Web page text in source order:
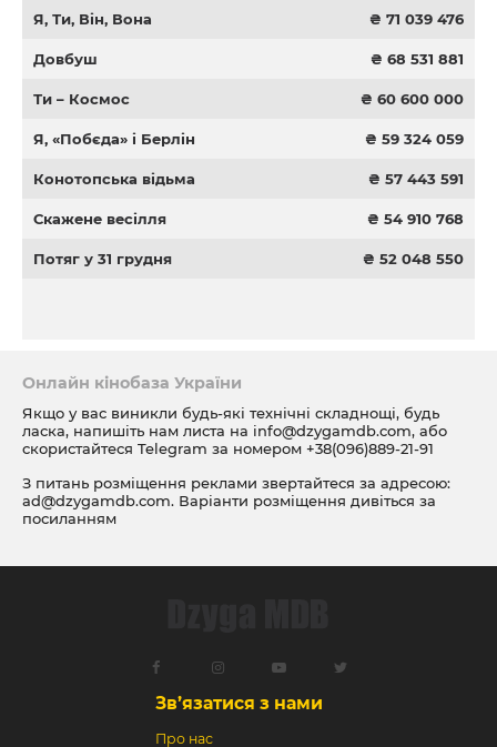
Я, Ти, Він, Вона ₴ 71 039 476
Довбуш ₴ 68 531 881
Ти – Космос ₴ 60 600 000
Я, «Побєда» і Берлін ₴ 59 324 059
Конотопська відьма ₴ 57 443 591
Скажене весілля ₴ 54 910 768
Потяг у 31 грудня ₴ 52 048 550
Онлайн кінобаза України
Якщо у вас виникли будь-які технічні складнощі, будь
ласка, напишіть нам листа на info@dzygamdb.com, або
скористайтеся Telegram за номером +38(096)889-21-91
З питань розміщення реклами звертайтеся за адресою:
ad@dzygamdb.com. Варіанти розміщення дивіться за
посиланням
Зв’язатися з нами
Про нас